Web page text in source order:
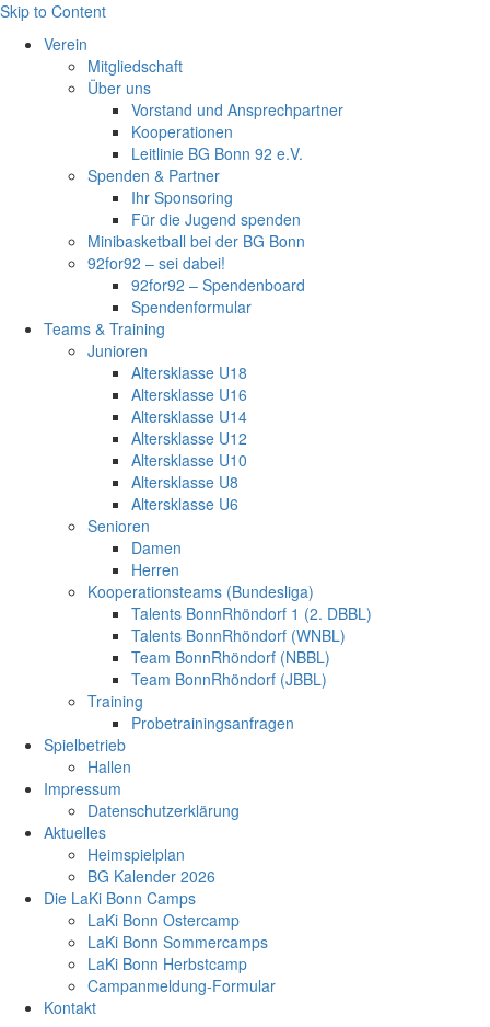
Skip to Content
Verein
Mitgliedschaft
Über uns
Vorstand und Ansprechpartner
Kooperationen
Leitlinie BG Bonn 92 e.V.
Spenden & Partner
Ihr Sponsoring
Für die Jugend spenden
Minibasketball bei der BG Bonn
92for92 – sei dabei!
92for92 – Spendenboard
Spendenformular
Teams & Training
Junioren
Altersklasse U18
Altersklasse U16
Altersklasse U14
Altersklasse U12
Altersklasse U10
Altersklasse U8
Altersklasse U6
Senioren
Damen
Herren
Kooperationsteams (Bundesliga)
Talents BonnRhöndorf 1 (2. DBBL)
Talents BonnRhöndorf (WNBL)
Team BonnRhöndorf (NBBL)
Team BonnRhöndorf (JBBL)
Training
Probetrainingsanfragen
Spielbetrieb
Hallen
Impressum
Datenschutzerklärung
Aktuelles
Heimspielplan
BG Kalender 2026
Die LaKi Bonn Camps
LaKi Bonn Ostercamp
LaKi Bonn Sommercamps
LaKi Bonn Herbstcamp
Campanmeldung-Formular
Kontakt